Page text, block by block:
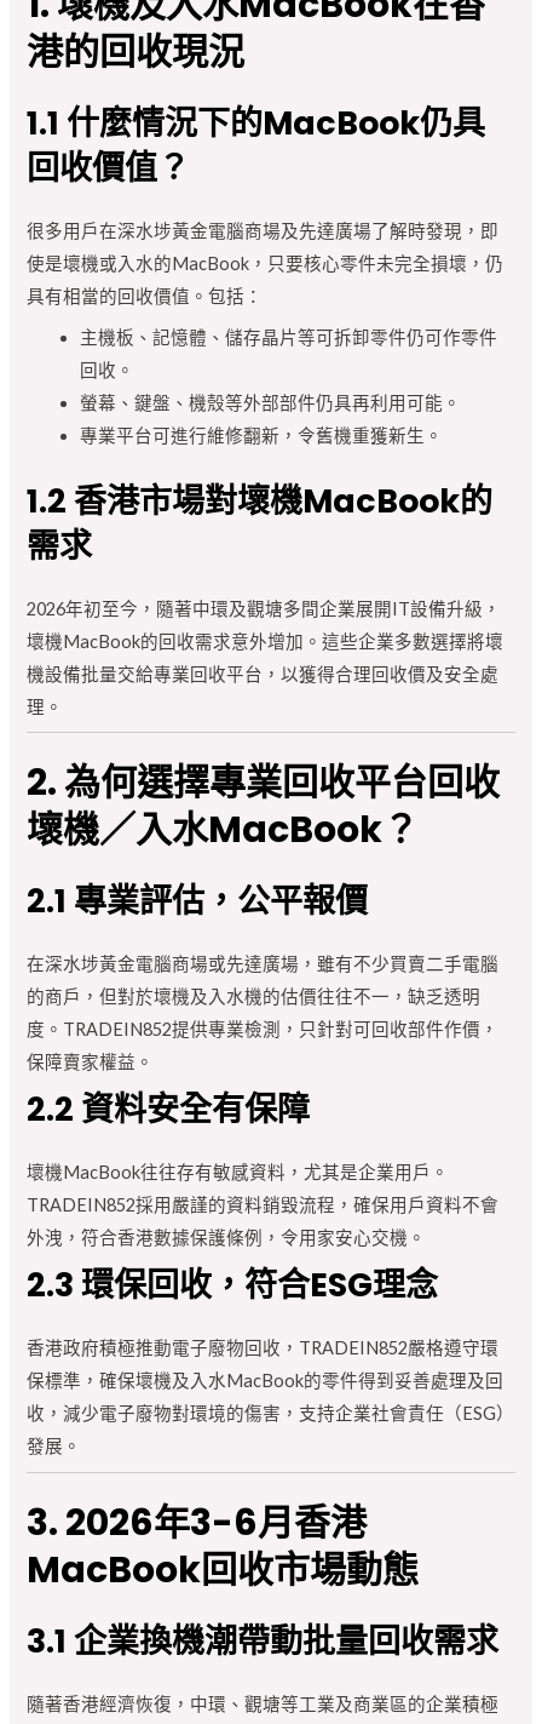
港的回收現況
1.1 什麼情況下的MacBook仍具
回收價值？
很多用戶在深水埗黃金電腦商場及先達廣場了解時發現，即
使是壞機或入水的MacBook，只要核心零件未完全損壞，仍
具有相當的回收價值。包括：
主機板、記憶體、儲存晶片等可拆卸零件仍可作零件
回收。
螢幕、鍵盤、機殼等外部部件仍具再利用可能。
專業平台可進行維修翻新，令舊機重獲新生。
1.2 香港市場對壞機MacBook的
需求
2026年初至今，隨著中環及觀塘多間企業展開IT設備升級，
壞機MacBook的回收需求意外增加。這些企業多數選擇將壞
機設備批量交給專業回收平台，以獲得合理回收價及安全處
理。
2. 為何選擇專業回收平台回收
壞機／入水MacBook？
2.1 專業評估，公平報價
在深水埗黃金電腦商場或先達廣場，雖有不少買賣二手電腦
的商戶，但對於壞機及入水機的估價往往不一，缺乏透明
度。TRADEIN852提供專業檢測，只針對可回收部件作價，
保障賣家權益。
2.2 資料安全有保障
壞機MacBook往往存有敏感資料，尤其是企業用戶。
TRADEIN852採用嚴謹的資料銷毀流程，確保用戶資料不會
外洩，符合香港數據保護條例，令用家安心交機。
2.3 環保回收，符合ESG理念
香港政府積極推動電子廢物回收，TRADEIN852嚴格遵守環
保標準，確保壞機及入水MacBook的零件得到妥善處理及回
收，減少電子廢物對環境的傷害，支持企業社會責任（ESG）
發展。
3. 2026年3-6月香港
MacBook回收市場動態
3.1 企業換機潮帶動批量回收需求
隨著香港經濟恢復，中環、觀塘等工業及商業區的企業積極